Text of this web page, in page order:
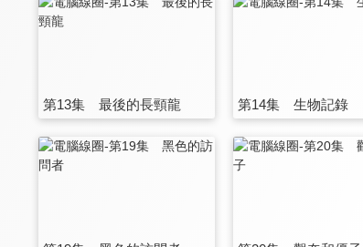
第13集 最後的長頸龍 第14集 生物記錄